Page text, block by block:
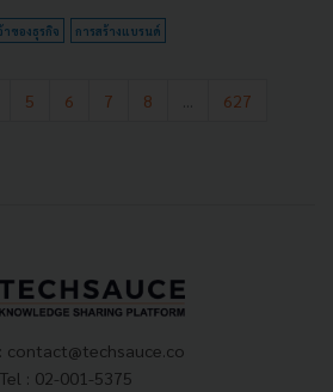
าของธุรกิจ การสร้างแบรนด์
5 6 7 8
627
contact@techsauce.co
Tel : 02-001-5375